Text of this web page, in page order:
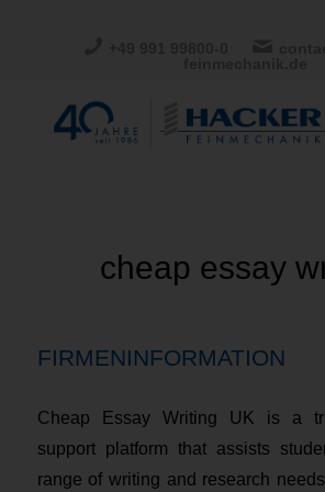
cheap essay
FIRMENINFORMATION
Cheap Essay Writing UK is a
support platform that assists
range of writing and research